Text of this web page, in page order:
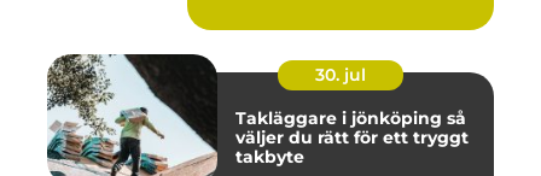
30. jul
Takläggare i jönköping så
väljer du rätt för ett tryggt
takbyte